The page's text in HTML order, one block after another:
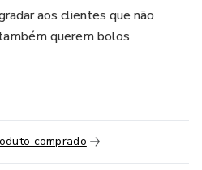
aos clientes que não
querem bolos
comprado